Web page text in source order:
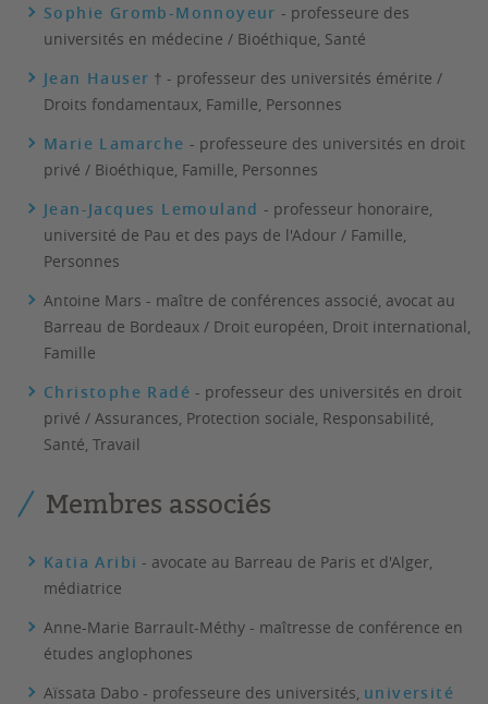
Sophie Gromb-Monnoyeur - professeure des
universités en médecine / Bioéthique, Santé
Jean Hauser † - professeur des universités émérite /
Droits fondamentaux, Famille, Personnes
Marie Lamarche - professeure des universités en droit
privé / Bioéthique, Famille, Personnes
Jean-Jacques Lemouland - professeur honoraire,
université de Pau et des pays de l'Adour / Famille,
Personnes
Antoine Mars - maître de conférences associé, avocat au
Barreau de Bordeaux / Droit européen, Droit international,
Famille
Christophe Radé - professeur des universités en droit
privé / Assurances, Protection sociale, Responsabilité,
Santé, Travail
Membres associés
Katia Aribi - avocate au Barreau de Paris et d'Alger,
médiatrice
Anne-Marie Barrault-Méthy - maîtresse de conférence en
études anglophones
Aïssata Dabo - professeure des universités, université